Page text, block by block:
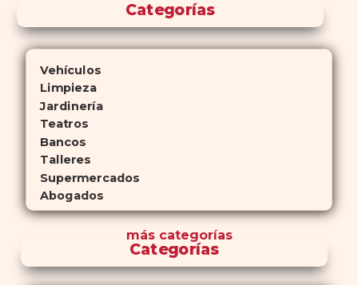
Categorías
Vehículos
Limpieza
Jardinería
Teatros
Bancos
Talleres
Supermercados
Abogados
máscategorías
Categorías